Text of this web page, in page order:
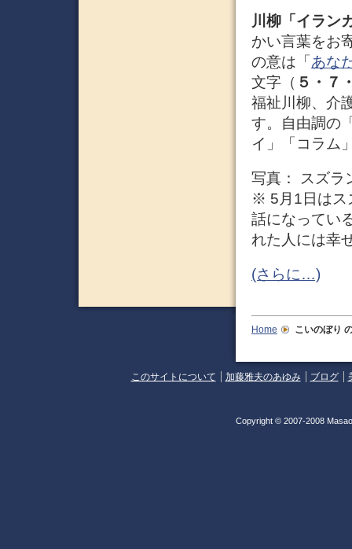
川柳「イラン
かい言葉をお
の意は「あな
文字（ ５・７
福祉川柳、介
す。自由調の
イ」「コラム
写真： スズラ
※ 5月1日はス
話になってい
れた人には幸
(さらに…)
Home こいのぼり
このサイトについて 加藤雅夫のあゆみ ブログ
Copyright © 2007-2008